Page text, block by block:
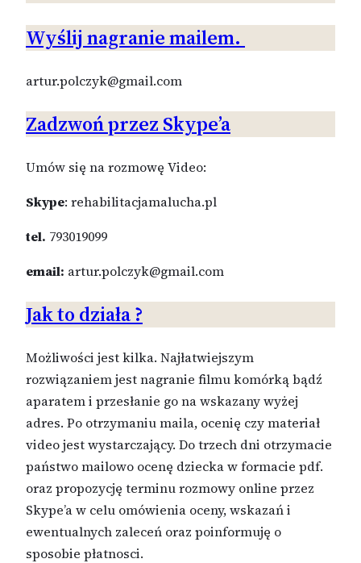
Wyślij nagranie mailem.
artur.polczyk@gmail.com
Zadzwoń przez Skype’a
Umów się na rozmowę Video:
Skype: rehabilitacjamalucha.pl
tel. 793019099
email: artur.polczyk@gmail.com
Jak to działa ?
Możliwości jest kilka. Najłatwiejszym
rozwiązaniem jest nagranie filmu komórką bądź
aparatem i przesłanie go na wskazany wyżej
adres. Po otrzymaniu maila, ocenię czy materiał
video jest wystarczający. Do trzech dni otrzymacie
państwo mailowo ocenę dziecka w formacie pdf.
oraz propozycję terminu rozmowy online przez
Skype’a w celu omówienia oceny, wskazań i
ewentualnych zaleceń oraz poinformuję o
sposobie płatnosci.